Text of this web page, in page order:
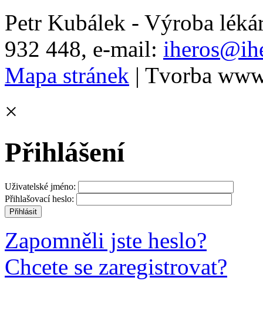
Petr Kubálek - Výroba
932 448, e-mail:
Mapa stránek | Tvorba
×
Přihlášení
Uživatelské jméno:
Přihlašovací heslo:
Zapomněli jste heslo?
Chcete se zaregistrovat?